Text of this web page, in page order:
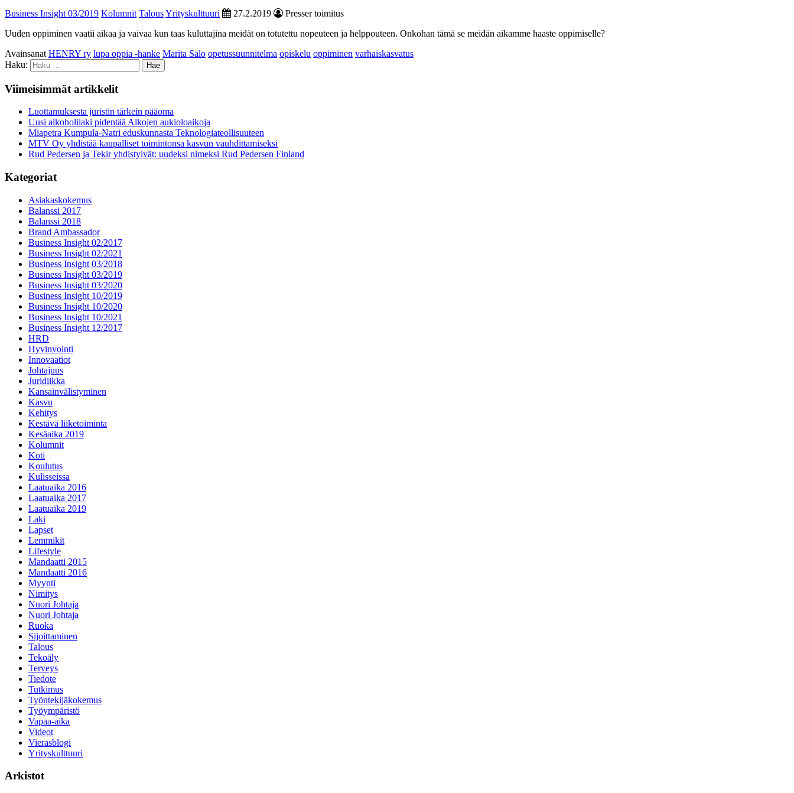
Business Insight 03/2019 Kolumnit TalousYrityskulttuuri 27.2.2019
Presser toimitus
Uuden oppiminen vaatii aikaa ja vaivaa kun taas kuluttajina meidät on totutettu nopeuteen ja helppouteen. Onkohan tämä se meidän aikamme haaste oppimiselle?
Avainsanat HENRY ry lupa oppia -hanke Marita Salo opetussuunnitelma opiskelu oppiminen varhaiskasvatus
Haku:
Viimeisimmät artikkelit
Luottamuksesta juristin tärkein pääoma
Uusi alkoholilaki pidentää Alkojen aukioloaikoja
Miapetra Kumpula-Natri eduskunnasta Teknologiateollisuuteen
MTV Oy yhdistää kaupalliset toimintonsa kasvun vauhdittamiseksi
Rud Pedersen ja Tekir yhdistyivät: uudeksi nimeksi Rud Pedersen Finland
Kategoriat
Asiakaskokemus
Balanssi 2017
Balanssi 2018
Brand Ambassador
Business Insight 02/2017
Business Insight 02/2021
Business Insight 03/2018
Business Insight 03/2019
Business Insight 03/2020
Business Insight 10/2019
Business Insight 10/2020
Business Insight 10/2021
Business Insight 12/2017
HRD
Hyvinvointi
Innovaatiot
Johtajuus
Juridiikka
Kansainvälistyminen
Kasvu
Kehitys
Kestävä liiketoiminta
Kesäaika 2019
Kolumnit
Koti
Koulutus
Kulisseissa
Laatuaika 2016
Laatuaika 2017
Laatuaika 2019
Laki
Lapset
Lemmikit
Lifestyle
Mandaatti 2015
Mandaatti 2016
Myynti
Nimitys
Nuori Johtaja
Nuori Johtaja
Ruoka
Sijoittaminen
Talous
Tekoäly
Terveys
Tiedote
Tutkimus
Työntekijäkokemus
Työympäristö
Vapaa-aika
Videot
Vierasblogi
Yrityskulttuuri
Arkistot